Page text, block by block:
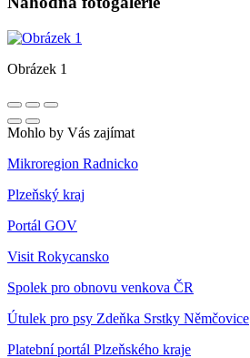
Obrázek 1
Mohlo by Vás zajímat
Mikroregion Radnicko
Plzeňský kraj
Portál GOV
Visit Rokycansko
Spolek pro obnovu venkova ČR
Útulek pro psy Zdeňka Srstky Němčovice
Platební portál Plzeňského kraje